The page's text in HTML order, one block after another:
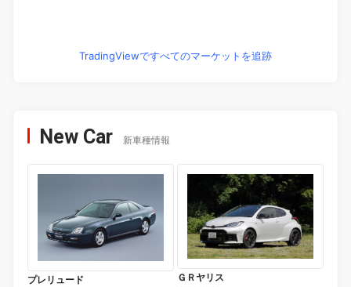
TradingViewですべてのマーケットを追跡
New Car 新車種情報
プレリュード ＧＲヤリス